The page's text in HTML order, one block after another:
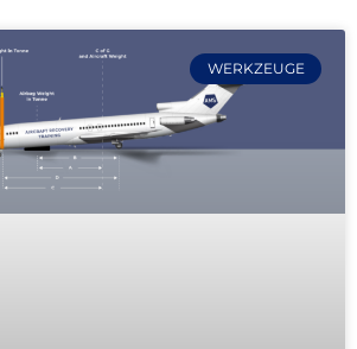
WERKZEUGE